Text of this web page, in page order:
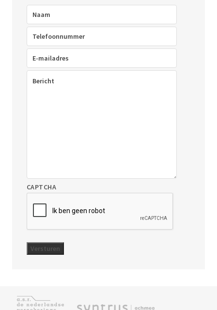
Telefoon
mailadres(Vereist)
CAPTCHA